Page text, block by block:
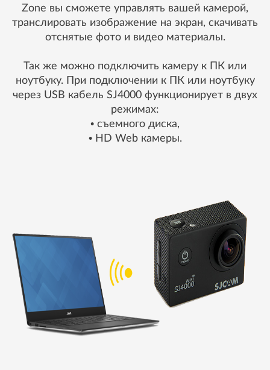
Zone вы сможете управлять вашей камерой,
транслировать изображение на экран, скачивать
отснятые фото и видео материалы.
Так же можно подключить камеру к ПК или
ноутбуку. При подключении к ПК или ноутбуку
через USB кабель SJ4000 функционирует в двух
режимах:
• съемного диска,
• HD Web камеры.